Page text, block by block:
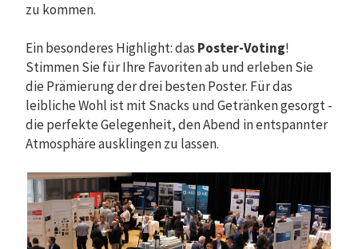
zu kommen.
Ein besonderes Highlight: das Poster-Voting!
Stimmen Sie für Ihre Favoriten ab und erleben Sie
die Prämierung der drei besten Poster. Für das
leibliche Wohl ist mit Snacks und Getränken gesorgt -
die perfekte Gelegenheit, den Abend in entspannter
Atmosphäre ausklingen zu lassen.